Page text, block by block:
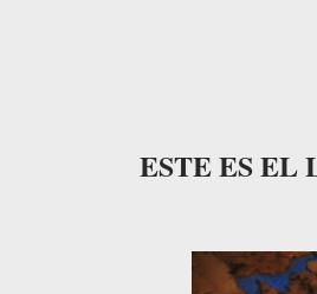
ESTE ES